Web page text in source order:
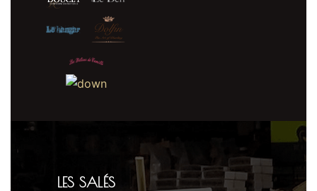
LES SALÉS